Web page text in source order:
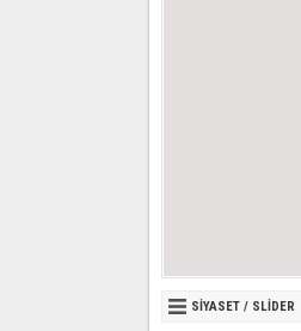
SİYASET / SLİDER